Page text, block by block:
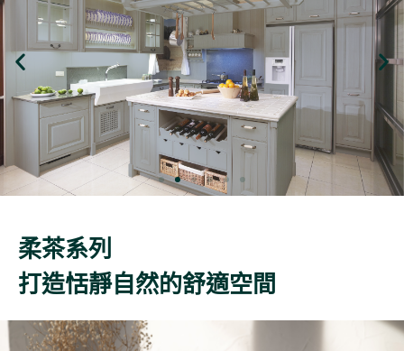
柔茶系列
打造恬靜自然的舒適空間